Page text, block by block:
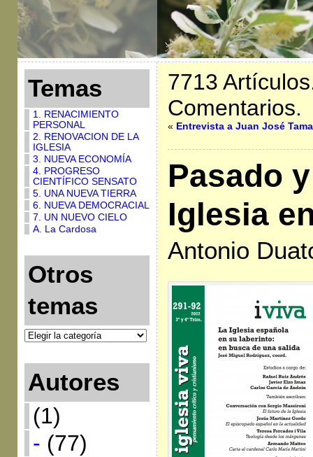
Temas
1. RENACIMIENTO
PERSONAL
2. RENOVACION DE LA
IGLESIA
3. NUEVA ECONOMÍA
4. PROGRESO
CIENTÍFICO SENSATO
5. UNA NUEVA TIERRA
6. NUEVA DEMOCRACIAL
7. UN NUEVO CIELO
A. La Cardosa
Otros
temas
Autores
(1)
- (77)
7713
Comentarios.
« Entrevista a Juan José
Pasado
Iglesia
Antonio